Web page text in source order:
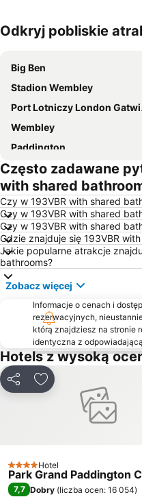
Powiększ mapę
Odkryj pobliskie
Big Ben
Stadion Wembley
Port Lotniczy London Gatwick
Wembley
Paddington
Soho
Kings Cross
Port lotniczy Londyn-Heathrow
Camden Town
Tottenham
Pałac Buckingham
Notting Hill
Central Hall Westminster
King's Cross Station
Dworzec autobusowy Victoria
Earls Court
Piccadilly Circus
St Pancras International
Muzeum Historii Naturalnej
Marylebone
Leicester Square Station
Często zadawane
with shared
Czy w 193VBR with shared
Czy w 193VBR with shared
Czy w 193VBR with shared
Gdzie znajduje się 193VBR
Jakie popularne atrakcje
bathrooms?
Zobacz więcej
Informacje o cenach i
rezerwacyjnych,
którą znajdziesz na stronie
identyczna z
Hotels z wysoką
UdostępnijDodaj do ulubionych
4 Kategoria
Hotel
Park Grand Paddington
7,7 Dobry (liczba ocen: 16 054)